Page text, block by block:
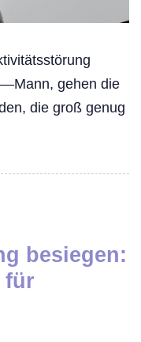
gehen die
die groß genug
besiegen:
für